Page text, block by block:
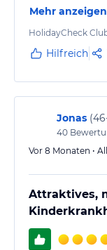
Mehr anzeigen
HolidayCheck
Hilfreich
Jonas (
40
Vor 8 Monaten •
Attraktives,